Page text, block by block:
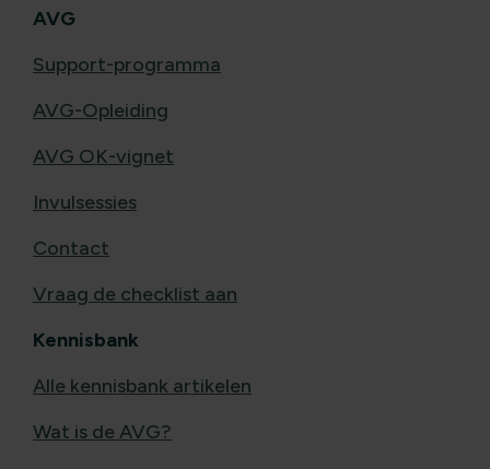
AVG
Support-programma
AVG-Opleiding
AVG OK-vignet
Invulsessies
Contact
Vraag de checklist aan
Kennisbank
Alle kennisbank artikelen
Wat is de AVG?